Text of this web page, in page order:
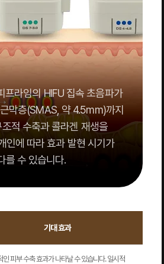
프라임의 HIFU 집속 초음파가
막층(SMAS, 약 4.5mm)까지
적 수축과 콜라겐 재생을
인에 따라 효과 발현 시기가
를 수 있습니다.
기대 효과
인 피부 수축 효과가 나타날 수 있습니다. 일시적